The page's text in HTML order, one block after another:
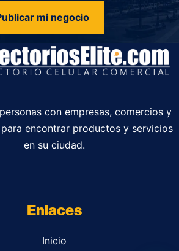
mi negocio
con empresas, comercios y
encontrar productos y servicios
en su ciudad.
Enlaces
Inicio